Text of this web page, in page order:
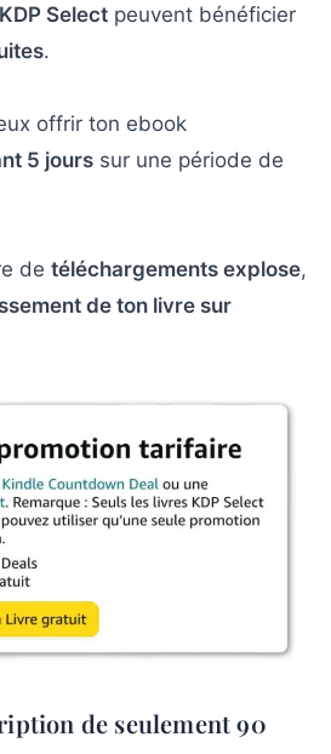
KDP Select peuvent bénéficier
.
offrir ton ebook
5 jours sur une période de
de téléchargements explose,
de ton livre sur
de seulement 90